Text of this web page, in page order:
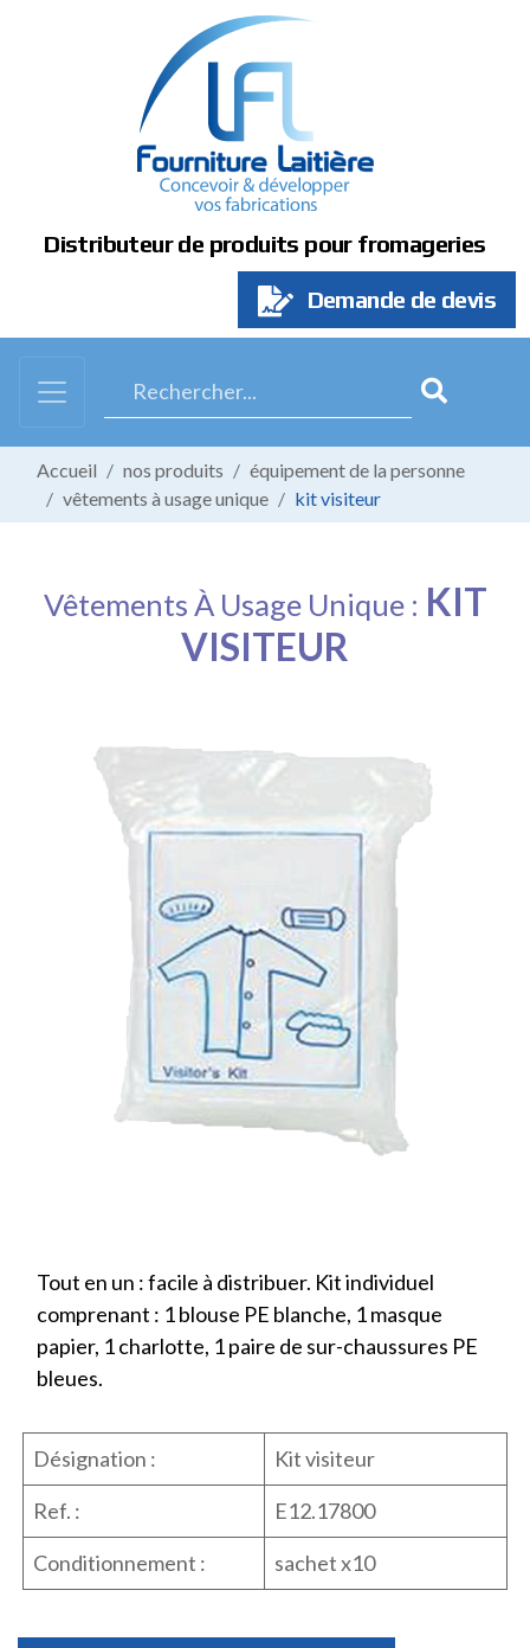
Distributeur de produits pour fromageries
Demande de devis
Accueil nos produits
équipement de la personne
vêtements à usage unique
kit visiteur
Vêtements À Usage Unique : KIT
VISITEUR
Tout en un : facile à distribuer. Kit individuel
comprenant : 1 blouse PE blanche, 1 masque
papier, 1 charlotte, 1 paire de sur-chaussures PE
bleues.
Désignation :
Kit visiteur
Ref. :
E12.17800
Conditionnement :
sachet x10
Panneau de gestion des cookies